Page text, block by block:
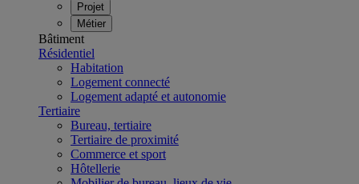
Projet
Métier
Bâtiment
Résidentiel
Habitation
Logement connecté
Logement adapté et autonomie
Tertiaire
Bureau, tertiaire
Tertiaire de proximité
Commerce et sport
Hôtellerie